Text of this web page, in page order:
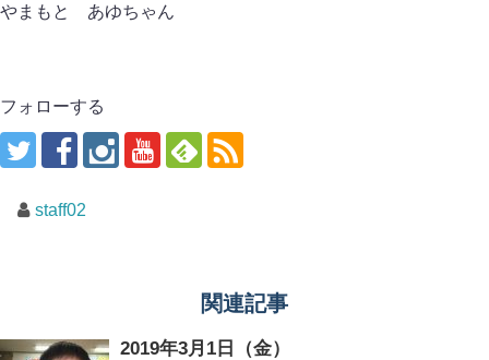
やまもと あゆちゃん
フォローする
staff02
関連記事
2019年3月1日（金）